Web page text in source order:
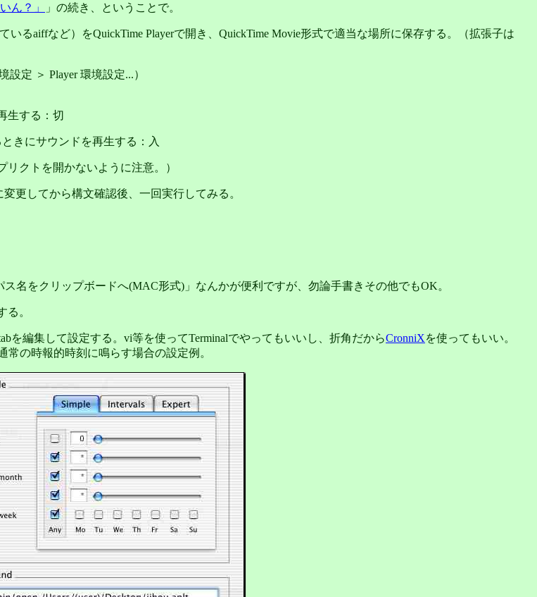
ん？ 」の続き、ということで。
いるaiffなど）をQuickTime Playerで開き、QuickTime Movie形式で適当な場所に保存する。（拡張子は
定 ＞ Player 環境設定...）
生する：切
きにサウンドを再生する：入
クトを開かないように注意。）
更してから構文確認後、一回実行してみる。
ス名をクリップボードへ(MAC形式)」なんかが便利ですが、勿論手書きその他でもOK。
。
を編集して設定する。vi等を使ってTerminalでやってもいいし、折角だからCronniXを使ってもいい。
常の時報的時刻に鳴らす場合の設定例。